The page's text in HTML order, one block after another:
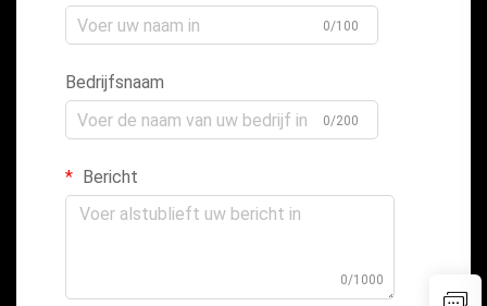
0/100
Bedrijfsnaam
0/200
Bericht
0/1000